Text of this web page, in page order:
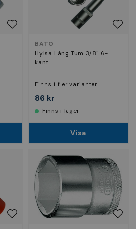
BATO
Hylsa Lång Tum 3/8" 6-
kant
Finns i fler varianter
86 kr
Finns i lager
Visa